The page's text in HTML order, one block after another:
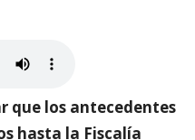
que los antecedentes
hasta la Fiscalía